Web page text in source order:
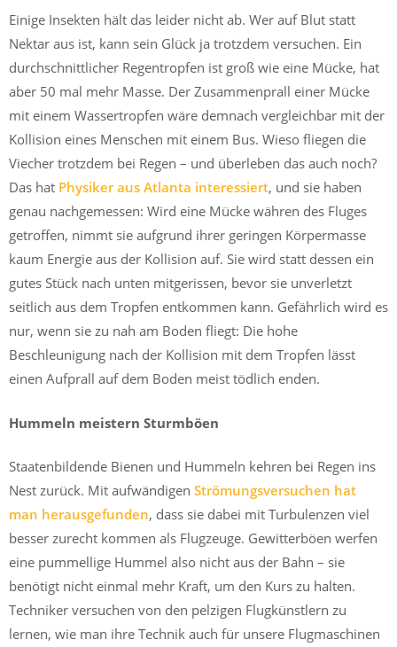
Einige Insekten hält das leider nicht ab. Wer auf Blut statt
Nektar aus ist, kann sein Glück ja trotzdem versuchen. Ein
durchschnittlicher Regentropfen ist groß wie eine Mücke, hat
aber 50 mal mehr Masse. Der Zusammenprall einer Mücke
mit einem Wassertropfen wäre demnach vergleichbar mit der
Kollision eines Menschen mit einem Bus. Wieso fliegen die
Viecher trotzdem bei Regen – und überleben das auch noch?
Das hat Physiker aus Atlanta interessiert, und sie haben
genau nachgemessen: Wird eine Mücke währen des Fluges
getroffen, nimmt sie aufgrund ihrer geringen Körpermasse
kaum Energie aus der Kollision auf. Sie wird statt dessen ein
gutes Stück nach unten mitgerissen, bevor sie unverletzt
seitlich aus dem Tropfen entkommen kann. Gefährlich wird es
nur, wenn sie zu nah am Boden fliegt: Die hohe
Beschleunigung nach der Kollision mit dem Tropfen lässt
einen Aufprall auf dem Boden meist tödlich enden.
Hummeln meistern Sturmböen
Staatenbildende Bienen und Hummeln kehren bei Regen ins
Nest zurück. Mit aufwändigen Strömungsversuchen hat
man herausgefunden, dass sie dabei mit Turbulenzen viel
besser zurecht kommen als Flugzeuge. Gewitterböen werfen
eine pummellige Hummel also nicht aus der Bahn – sie
benötigt nicht einmal mehr Kraft, um den Kurs zu halten.
Techniker versuchen von den pelzigen Flugkünstlern zu
lernen, wie man ihre Technik auch für unsere Flugmaschinen